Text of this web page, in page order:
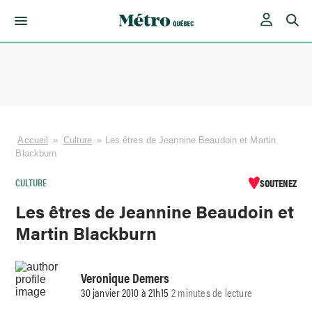
Accueil » Culture » Les êtres de Jeannine Beaudoin et Martin
Blackburn
CULTURE SOUTENEZ
Les êtres de Jeannine Beaudoin et
Martin Blackburn
Veronique Demers
30 janvier 2010 à 21h15 2 minutes de lecture